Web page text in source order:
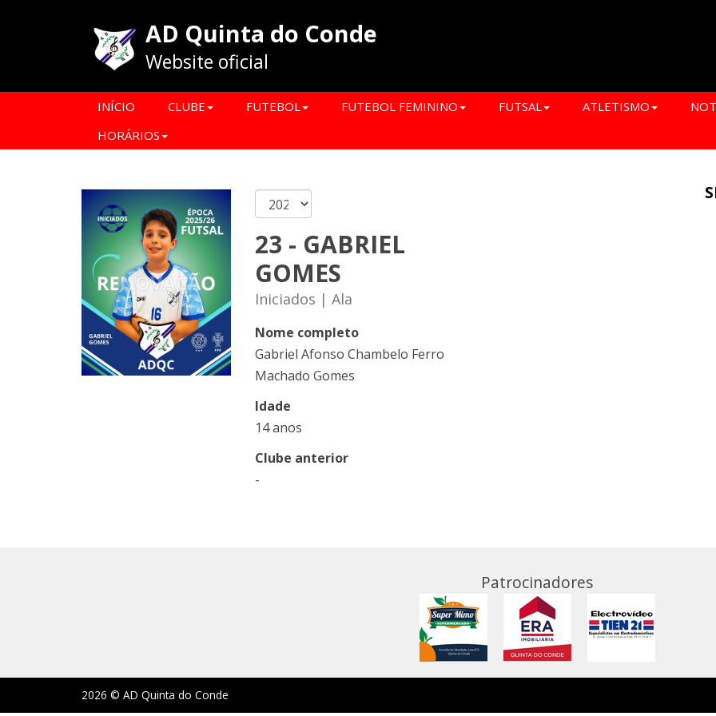
AD Quinta do Conde
Website oficial
INÍCIO CLUBE FUTEBOL FUTEBOL FEMININO FUTSAL ATLETISMO
HORÁRIOS
23 - GABRIEL
GOMES
Iniciados | Ala
Nome completo
Gabriel Afonso Chambelo Ferro
Machado Gomes
Idade
14 anos
Clube anterior
-
Patrocinadores
2026 © AD Quinta do Conde